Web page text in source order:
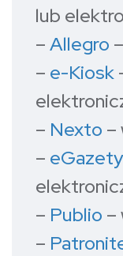
lub
–Allegro
– e-Kiosk
– Nexto –
– eGazety
– Publio –
–